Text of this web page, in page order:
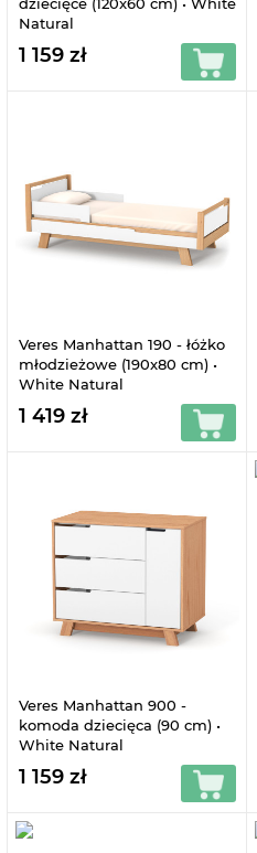
Natural
1 159 zł
Veres Manhattan 190 - łóżko
młodzieżowe (190x80 cm) •
White Natural
1 419 zł
Veres Manhattan 900 -
komoda dziecięca (90 cm) •
White Natural
1 159 zł